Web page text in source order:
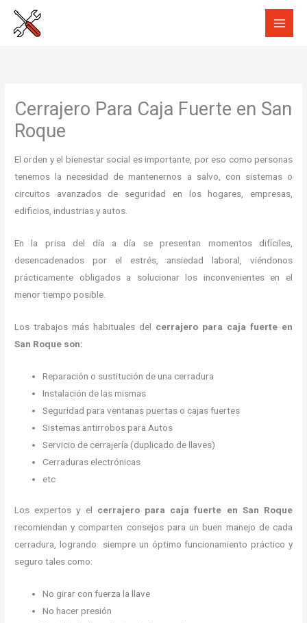
Cerrajero Para Caja Fuerte en San
Roque
El orden y el bienestar social es importante, por eso como personas
tenemos la necesidad de mantenernos a salvo, con sistemas o
circuitos avanzados de seguridad en los hogares, empresas,
edificios, industrias y autos.
En la prisa del día a día se presentan momentos difíciles,
desencadenados por el estrés, ansiedad laboral, viéndonos
prácticamente obligados a solucionar los inconvenientes en el
menor tiempo posible.
Los trabajos más habituales del cerrajero para caja fuerte en
San Roque son:
Reparación o sustitución de una cerradura
Instalación de las mismas
Seguridad para ventanas puertas o cajas fuertes
Sistemas antirrobos para Autos
Servicio de cerrajería (duplicado de llaves)
Cerraduras electrónicas
etc
Los expertos y el cerrajero para caja fuerte en San Roque
recomiendan y comparten consejos para un buen manejo de cada
cerradura, logrando siempre un óptimo funcionamiento práctico y
seguro tales como:
No girar con fuerza la llave
No hacer presión